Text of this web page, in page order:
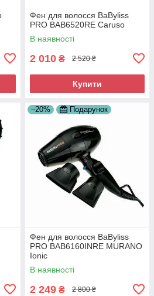
Фен для волосся BaByliss
PRO BAB6520RE Caruso
В наявності
2 010 ₴ 2 520 ₴
Купити
–20% Подарунок
Фен для волосся BaByliss
PRO BAB6160INRE MURANO
Ionic
В наявності
2 249 ₴ 2 800 ₴